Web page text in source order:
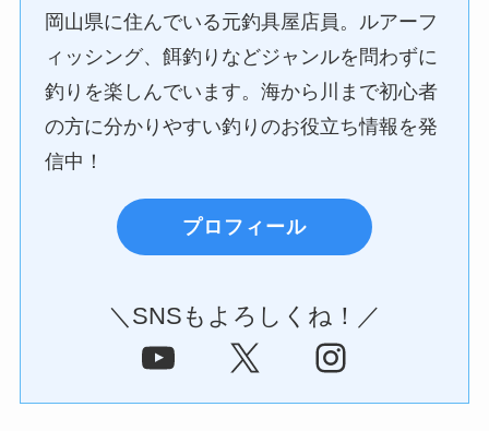
岡山県に住んでいる元釣具屋店員。ルアーフ
ィッシング、餌釣りなどジャンルを問わずに
釣りを楽しんでいます。海から川まで初心者
の方に分かりやすい釣りのお役立ち情報を発
信中！
プロフィール
＼SNSもよろしくね！／
YouTube X Instagram